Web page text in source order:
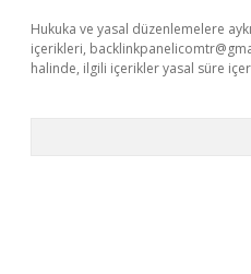
Hukuka ve yasal düzenlemelere
içerikleri,
halinde, ilgili içerikler yasal süre